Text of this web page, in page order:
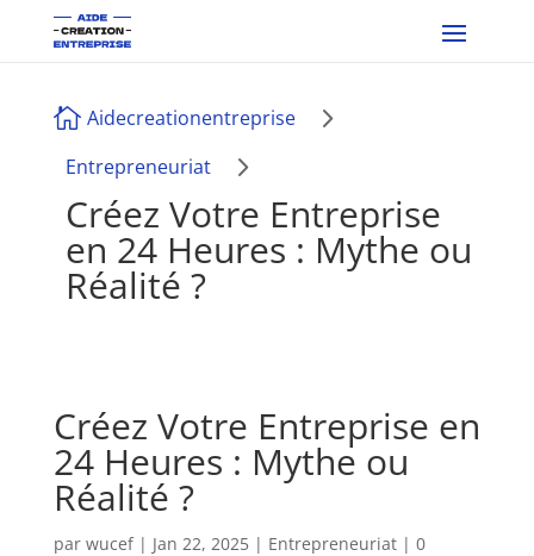
 Aidecreationentreprise 5
Entrepreneuriat 5
Créez Votre Entreprise
en 24 Heures : Mythe ou
Réalité ?
Créez Votre Entreprise en
24 Heures : Mythe ou
Réalité ?
par wucef| Jan 22, 2025| Entrepreneuriat| 0